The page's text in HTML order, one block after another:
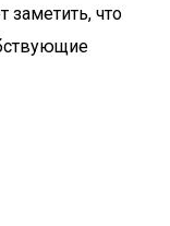
заметить, что